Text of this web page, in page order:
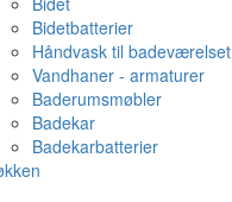
Bidetbatterier
Håndvask til badeværelset
Vandhaner - armaturer
Baderumsmøbler
Badekar
Badekarbatterier